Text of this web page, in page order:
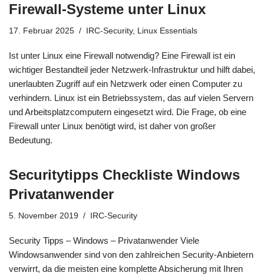
Firewall-Systeme unter Linux
17. Februar 2025 IRC-Security, Linux Essentials
Ist unter Linux eine Firewall notwendig? Eine Firewall ist ein
wichtiger Bestandteil jeder Netzwerk-Infrastruktur und hilft dabei,
unerlaubten Zugriff auf ein Netzwerk oder einen Computer zu
verhindern. Linux ist ein Betriebssystem, das auf vielen Servern
und Arbeitsplatzcomputern eingesetzt wird. Die Frage, ob eine
Firewall unter Linux benötigt wird, ist daher von großer
Bedeutung.
Securitytipps Checkliste Windows
Privatanwender
5. November 2019 IRC-Security
Security Tipps – Windows – Privatanwender Viele
Windowsanwender sind von den zahlreichen Security-Anbietern
verwirrt, da die meisten eine komplette Absicherung mit Ihren